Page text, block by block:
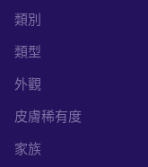
類別
類型
外觀
皮膚稀有度
家族